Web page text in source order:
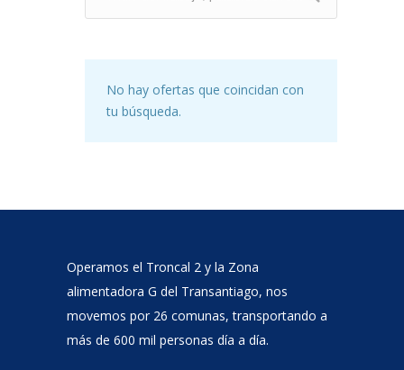
No hay ofertas que coincidan con
tu búsqueda.
Operamos el Troncal 2 y la Zona
alimentadora G del Transantiago, nos
movemos por 26 comunas, transportando a
más de 600 mil personas día a día.